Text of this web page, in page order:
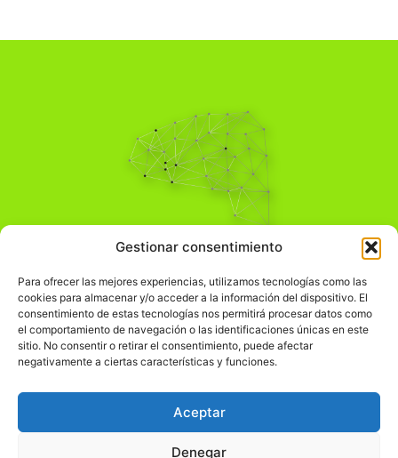
Gestionar consentimiento
Para ofrecer las mejores experiencias, utilizamos tecnologías como las
cookies para almacenar y/o acceder a la información del dispositivo. El
consentimiento de estas tecnologías nos permitirá procesar datos como
el comportamiento de navegación o las identificaciones únicas en este
sitio. No consentir o retirar el consentimiento, puede afectar
negativamente a ciertas características y funciones.
Aceptar
Denegar
Pensamiento Crítico
Comprender el mundo para transformarlo.
Información Legal
჻Política de privacidad
Política de cookies